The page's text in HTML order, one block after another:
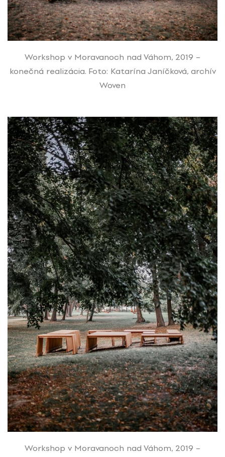
Workshop v Moravanoch nad Váhom, 2019 –
konečná realizácia. Foto: Katarína Janíčková, archív
Woven
Workshop v Moravanoch nad Váhom, 2019 –